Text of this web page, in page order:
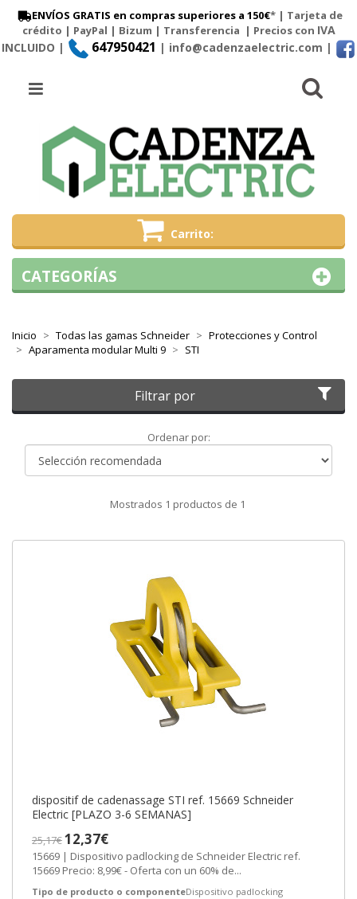
ENVÍOS GRATIS en compras superiores a 150€* | Tarjeta de
crédito | PayPal | Bizum | Transferencia | Precios con IVA
INCLUIDO |
647950421 | info@cadenzaelectric.com |
Carrito
Menú
Inicio Todas las gamas Schneider
Protecciones y Control
Aparamenta modular Multi 9
STI
Filtrar por
Ordenar por:Ordenar
Mostrados 1 productos de 1
dispositif de cadenassage STI ref. 15669 Schneider
Electric [PLAZO 3-6 SEMANAS]
25,17€12,37€
15669 | Dispositivo padlocking de Schneider Electric ref.
15669 Precio: 8,99€ - Oferta con un 60% de...
Tipo de producto o componenteDispositivo padlocking
CATEGORÍAS